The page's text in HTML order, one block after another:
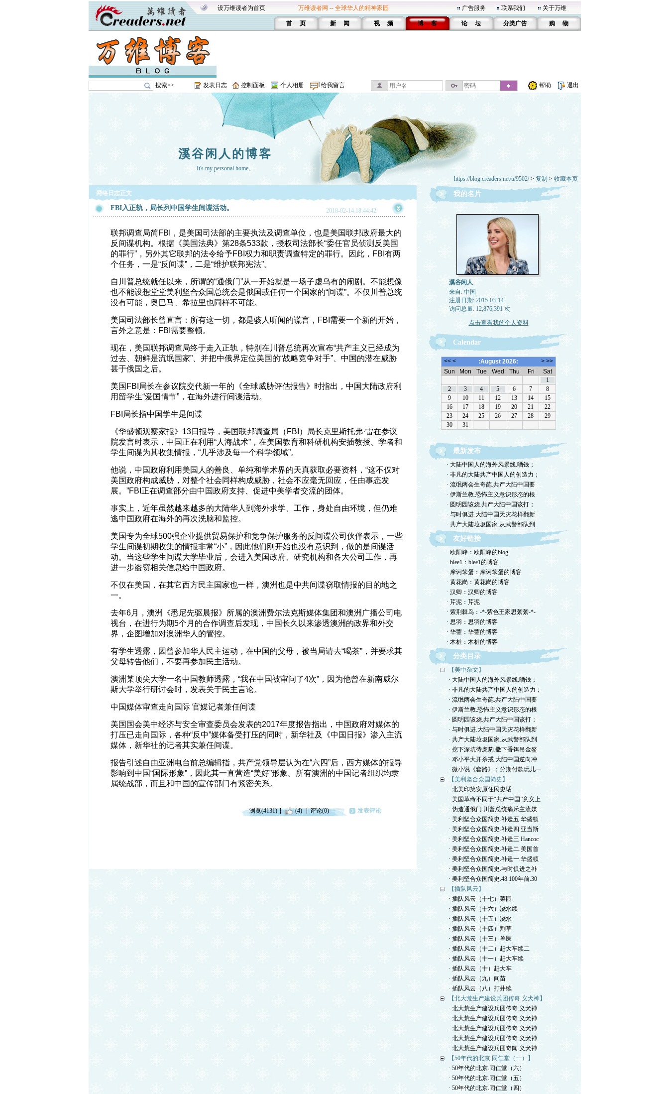
设万维读者为首页 万维读者网 -- 全球华人的精神家园 广告服务 联系我们 关于万维
首 页 新 闻 视 频 博 客 论 坛 分类广告 购 物
搜索>> 发表日志 控制面板 个人相册 给我留言 帮助 退出
溪谷闲人的博客
It's my personal home。
https://blog.creaders.net/u/9502/> 复制 > 收藏本页
网络日志正文
FBI入正轨，局长列中国学生间谍活动。 2018-02-14 18:44:42
联邦调查局简FBI，是美国司法部的主要执法及调查单位，也是美国联邦政府最大的
反间谍机构。根据《美国法典》第28条533款，授权司法部长“委任官员侦测反美国
的罪行”，另外其它联邦的法令给予FBI权力和职责调查特定的罪行。因此，FBI有两
个任务，一是“反间谍”，二是“维护联邦宪法”。
自川普总统就任以来，所谓的“通俄门”从一开始就是一场子虚乌有的闹剧。不能想像
也不能设想堂堂美利坚合众国总统会是俄国或任何一个国家的“间谍”。不仅川普总统
没有可能，奥巴马、希拉里也同样不可能。
美国司法部长曾直言：所有这一切，都是骇人听闻的谎言，FBI需要一个新的开始，
言外之意是：FBI需要整顿。
现在，美国联邦调查局终于走入正轨，特别在川普总统再次宣布“共产主义已经成为
过去、朝鲜是流氓国家”、并把中俄界定位美国的“战略竞争对手”、中国的潜在威胁
甚于俄国之后。
美国FBI局长在参议院交代新一年的《全球威胁评估报告》时指出，中国大陆政府利
用留学生“爱国情节”，在海外进行间谍活动。
FBI局长指中国学生是间谍
《华盛顿观察家报》13日报导，美国联邦调查局（FBI）局长克里斯托弗·雷在参议
院发言时表示，中国正在利用“人海战术”，在美国教育和科研机构安插教授、学者和
学生间谍为其收集情报，“几乎涉及每一个科学领域”。
他说，中国政府利用美国人的善良、单纯和学术界的天真获取必要资料，“这不仅对
美国政府构成威胁，对整个社会同样构成威胁，社会不应毫无回应，任由事态发
展。”FBI正在调查部分由中国政府支持、促进中美学者交流的团体。
事实上，近年虽然越来越多的大陆华人到海外求学、工作，身处自由环境，但仍难
逃中国政府在海外的再次洗脑和监控。
美国专为全球500强企业提供贸易保护和竞争保护服务的反间谍公司伙伴表示，一些
学生间谍初期收集的情报非常“小”，因此他们刚开始也没有意识到，做的是间谍活
动。当这些学生间谍大学毕业后，会进入美国政府、研究机构和各大公司工作，再
进一步盗窃相关信息给中国政府。
不仅在美国，在其它西方民主国家也一样，澳洲也是中共间谍窃取情报的目的地之
一。
去年6月，澳洲《悉尼先驱晨报》所属的澳洲费尔法克斯媒体集团和澳洲广播公司电
视台，在进行为期5个月的合作调查后发现，中国长久以来渗透澳洲的政界和外交
界，企图增加对澳洲华人的管控。
有学生透露，因曾参加华人民主运动，在中国的父母，被当局请去“喝茶”，并要求其
父母转告他们，不要再参加民主活动。
澳洲某顶尖大学一名中国教师透露，“我在中国被审问了4次”，因为他曾在新南威尔
斯大学举行研讨会时，发表关于民主言论。
中国媒体审查走向国际 官媒记者兼任间谍
美国国会美中经济与安全审查委员会发表的2017年度报告指出，中国政府对媒体的
打压已走向国际，各种“反中”媒体备受打压的同时，新华社及《中国日报》渗入主流
媒体，新华社的记者其实兼任间谍。
报告引述自由亚洲电台前总编辑指，共产党领导层认为在“六四”后，西方媒体的报导
影响到中国“国际形象”，因此其一直营造“美好”形象。所有澳洲的中国记者组织均隶
属统战部，而且和中国的宣传部门有紧密关系。
浏览(4131) (4) 评论(0) 发表评论
我的名片
溪谷闲人
来自: 中国
注册日期: 2015-03-14
访问总量: 12,876,391 次
点击查看我的个人资料
Calendar
最新发布
· 大陆中国人的海外风景线.晒钱；
· 非凡的大陆共产中国人的创造力；
· 流氓两会生奇葩.共产大陆中国要
· 伊斯兰教.恐怖主义意识形态的根
· 圆明园该烧.共产大陆中国该打；
· 与时俱进.大陆中国天灾花样翻新
· 共产大陆垃圾国家.从武警部队到
友好链接
· 欧阳峰：欧阳峰的blog
· blee1：blee1的博客
· 摩诃笨蛋：摩诃笨蛋的博客
· 黄花岗：黄花岗的博客
· 汉卿：汉卿的博客
· 芹泥：芹泥
· 紫荆棘鸟：-*-紫色王家思絮絮-*-
· 思羽：思羽的博客
· 华蓥：华蓥的博客
· 木桩：木桩的博客
分类目录
【美中杂文】
· 大陆中国人的海外风景线.晒钱；
· 非凡的大陆共产中国人的创造力；
· 流氓两会生奇葩.共产大陆中国要
· 伊斯兰教.恐怖主义意识形态的根
· 圆明园该烧.共产大陆中国该打；
· 与时俱进.大陆中国天灾花样翻新
· 共产大陆垃圾国家.从武警部队到
· 挖下深坑待虎豹.撒下香饵吊金鳌
· 邓小平大开杀戒.大陆中国逆向冲
· 微小说《套路》；分期付款玩儿一
【美利坚合众国简史】
· 北美印第安原住民史话
· 美国革命不同于“共产中国”意义上
· 伪造通俄门.川普总统痛斥主流媒
· 美利坚合众国简史.补遗五.华盛顿
· 美利坚合众国简史.补遗四.亚当斯
· 美利坚合众国简史.补遗三.Hancoc
· 美利坚合众国简史.补遗二.美国首
· 美利坚合众国简史.补遗一.华盛顿
· 美利坚合众国简史.与时俱进之补
· 美利坚合众国简史.48.100年前.30
【插队风云】
· 插队风云（十七）菜园
· 插队风云（十六）浇水续
· 插队风云（十五）浇水
· 插队风云（十四）割草
· 插队风云（十三）兽医
· 插队风云（十二）赶大车续二
· 插队风云（十一）赶大车续
· 插队风云（十）赶大车
· 插队风云（九）间苗
· 插队风云（八）打井续
【北大荒生产建设兵团传奇.义犬神】
· 北大荒生产建设兵团传奇.义犬神
· 北大荒生产建设兵团传奇.义犬神
· 北大荒生产建设兵团传奇.义犬神
· 北大荒生产建设兵团传奇.义犬神
· 北大荒生产建设兵团奇闻.义犬神
【50年代的北京.同仁堂（一）】
· 50年代的北京.同仁堂（六）
· 50年代的北京.同仁堂（五）
· 50年代的北京.同仁堂（四）